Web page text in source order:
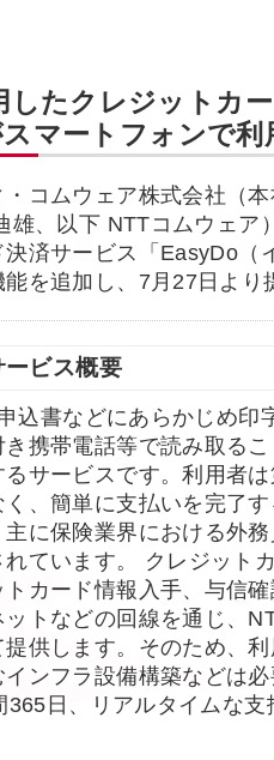
したクレジットカ
スマートフォンで利
コムウェア株式会社（
雄、以下 NTTコムウェア
済サービス「EasyDo（
を追加し、7月27日より
ビス概要
込書などにあらかじめ印
携帯電話等で読み取る
るサービスです。利用者
、簡単に支払いを完了
主に保険業界における外
ています。 クレジット
カード情報入手、与信
ットなどの回線を通じ、
供します。そのため、
ンフラ設備構築などは
365日、リアルタイムな